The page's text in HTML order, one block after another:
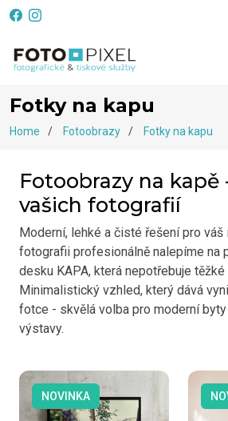
Fotky na kapu
Home Fotoobrazy Fotky na kapu
Fotoobrazy na kapě
vašich fotografií
Moderní, lehké a čisté řešení pro váš
fotografii profesionálně nalepíme na
desku KAPA, která nepotřebuje těžké
Minimalistický vzhled, který dává
fotce - skvělá volba pro moderní
výstavy.
NOVINKA